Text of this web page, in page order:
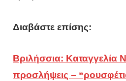
Διαβάστε επίσης:
Βριλήσσια: Καταγγελία
προσλήψεις –